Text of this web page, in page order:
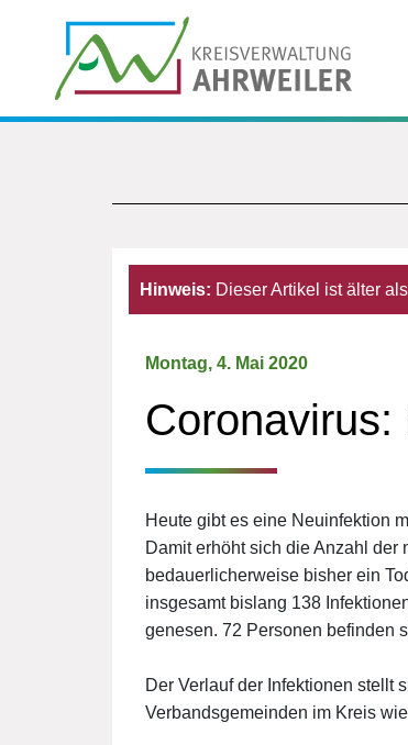
Hinweis: Dieser Artikel ist älter
Montag, 4. Mai 2020
Heute gibt es eine Neuinfektion
Damit erhöht sich die Anzahl
bedauerlicherweise bisher ein
insgesamt bislang 138
genesen. 72 Personen befinden
Der Verlauf der Infektionen stellt
Verbandsgemeinden im Kreis